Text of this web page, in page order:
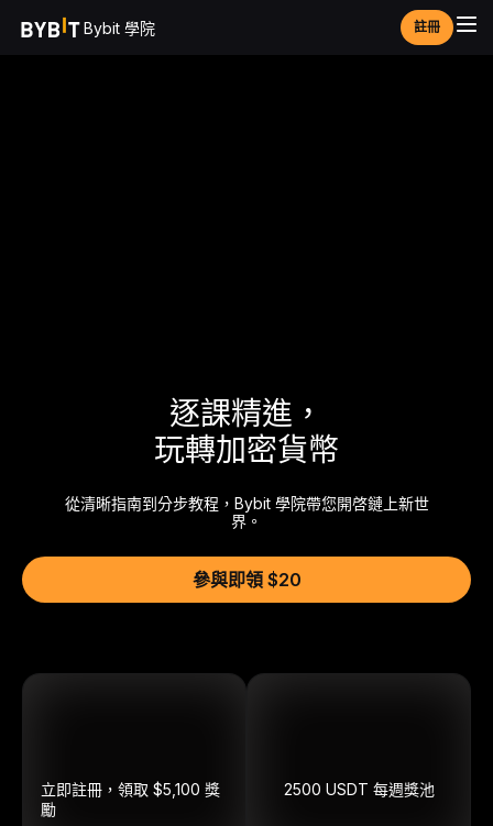
Bybit 學院 註冊
逐課精進，
玩轉加密貨幣
從清晰指南到分步教程，Bybit 學院帶您開啓鏈上新世
界。
參與即領 $20
立即註冊，領取 $5,100 獎
勵
2500 USDT 每週獎池